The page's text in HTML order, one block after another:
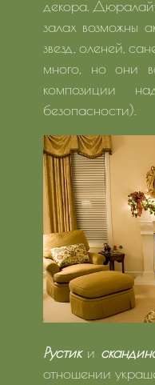
декора.
залах возможны
звезд, оленей,
много, но они
композиции
безопасности).
Рустики
отношении